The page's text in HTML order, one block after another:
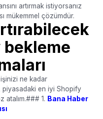
artırmak istiyorsanız
mükemmel çözümdür.
ne kadar
en iyi Shopify
atalım.### 1. Bana Haber